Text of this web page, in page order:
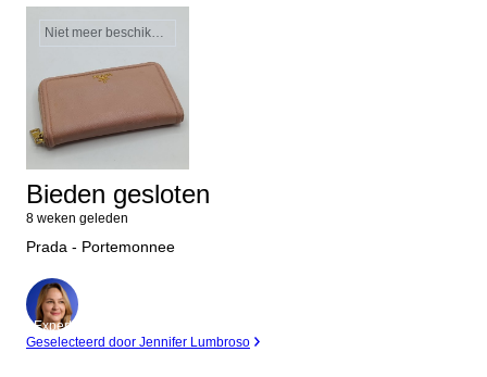
Niet meer beschikbaar
Bieden gesloten
8 weken geleden
Prada - Portemonnee
Expert
Geselecteerd door Jennifer Lumbroso